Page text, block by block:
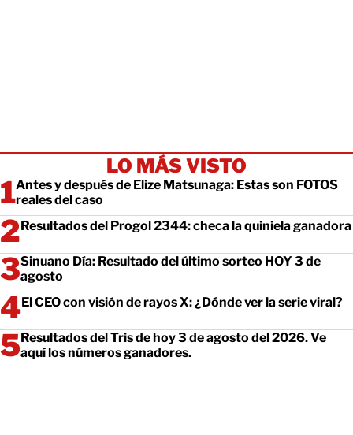
LO MÁS VISTO
Antes y después de Elize Matsunaga: Estas son FOTOS
reales del caso
Resultados del Progol 2344: checa la quiniela ganadora
Sinuano Día: Resultado del último sorteo HOY 3 de
agosto
El CEO con visión de rayos X: ¿Dónde ver la serie viral?
Resultados del Tris de hoy 3 de agosto del 2026. Ve
aquí los números ganadores.